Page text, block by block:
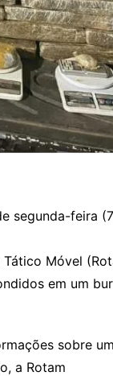
segunda-feira
Móvel
em um
sobre
a Rotam